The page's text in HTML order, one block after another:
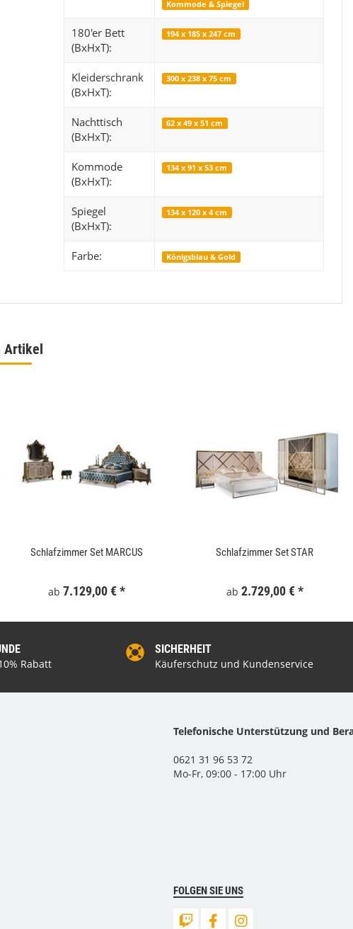
Kommode & Spiegel
180'er Bett
(BxHxT):
194 x 185 x 247 cm
Kleiderschrank
(BxHxT):
300 x 238 x 75 cm
Nachttisch
(BxHxT):
62 x 49 x 51 cm
Kommode
(BxHxT):
134 x 91 x 53 cm
Spiegel
(BxHxT):
134 x 120 x 4 cm
Farbe: Königsblau & Gold
Artikel
Schlafzimmer Set MARCUS
ab 7.129,00 € *
Schlafzimmer Set STAR
ab 2.729,00 € *
Snop
ab249,99 €*
159,99 €
Rabatt
SICHERHEIT
Käuferschutz und Kundenservice
Telefonische Unterstützung und
0621 31 96 53 72
Mo-Fr, 09:00 - 17:00 Uhr
FOLGEN SIE UNS